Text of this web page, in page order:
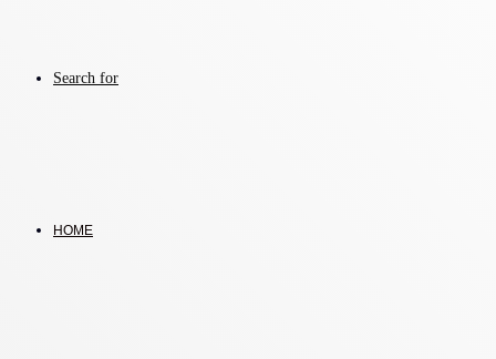
Search for
HOME